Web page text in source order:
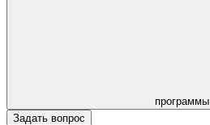
программы
Задать вопрос